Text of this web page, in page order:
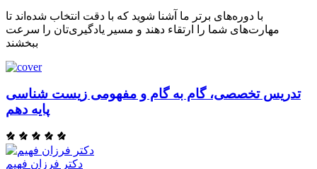
با دوره‌های برتر ما آشنا شوید که با دقت انتخاب شده‌اند تا
مهارت‌های شما را ارتقاء دهند و مسیر یادگیری‌تان را سرعت
ببخشند
تدریس تخصصی، گام به گام و مفهومی زیست شناسی
پایه دهم
دکتر فرزان فهیم